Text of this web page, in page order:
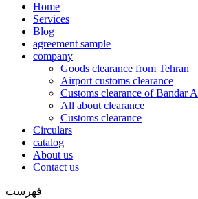
Home
Services
Blog
agreement sample
company
Goods clearance from Tehran
Airport customs clearance
Customs clearance of Bandar
All about clearance
Customs clearance
Circulars
catalog
About us
Contact us
فهرست